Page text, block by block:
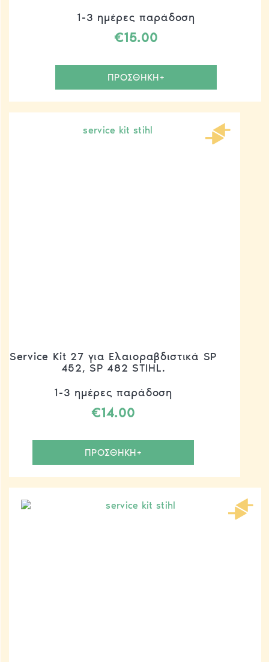
1-3 ημέρες παράδοση
€15.00
ΠΡΟΣΘΗΚΗ+
Service Kit 27 για Ελαιοραβδιστικά SP
452, SP 482 STIHL.
1-3 ημέρες παράδοση
€14.00
ΠΡΟΣΘΗΚΗ+